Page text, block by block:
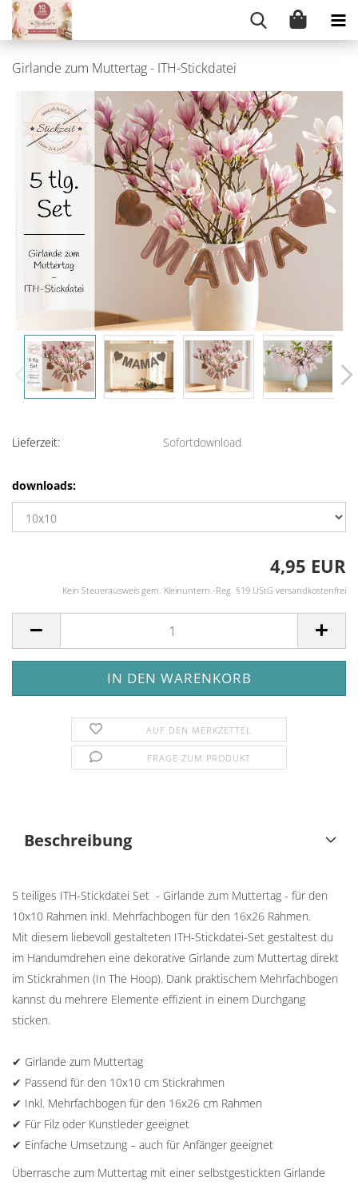
Girlande zum Muttertag - ITH-Stickdatei
Lieferzeit: Sofortdownload
downloads:
4,95 EUR
Kein Steuerausweis gem. Kleinuntern.-Reg. §19 UStG versandkostenfrei
AUF DEN MERKZETTEL
FRAGE ZUM PRODUKT
Beschreibung
5 teiliges ITH-Stickdatei Set - Girlande zum Muttertag - für den
10x10 Rahmen inkl. Mehrfachbogen für den 16x26 Rahmen.
Mit diesem liebevoll gestalteten ITH-Stickdatei-Set gestaltest du
im Handumdrehen eine dekorative Girlande zum Muttertag direkt
im Stickrahmen (In The Hoop). Dank praktischem Mehrfachbogen
kannst du mehrere Elemente effizient in einem Durchgang
sticken.
✔ Girlande zum Muttertag
✔ Passend für den 10x10 cm Stickrahmen
✔ Inkl. Mehrfachbogen für den 16x26 cm Rahmen
✔ Für Filz oder Kunstleder geeignet
✔ Einfache Umsetzung – auch für Anfänger geeignet
Überrasche zum Muttertag mit einer selbstgestickten Girlande